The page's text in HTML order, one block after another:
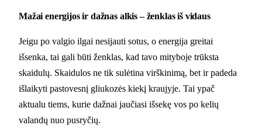
Mažai energijos ir dažnas alkis – ženklas iš vidaus
Jeigu po valgio ilgai nesijauti sotus, o energija greitai
išsenka, tai gali būti ženklas, kad tavo mityboje trūksta
skaidulų. Skaidulos ne tik sulėtina virškinimą, bet ir padeda
išlaikyti pastovesnį gliukozės kiekį kraujyje. Tai ypač
aktualu tiems, kurie dažnai jaučiasi išsekę vos po kelių
valandų nuo pusryčių.